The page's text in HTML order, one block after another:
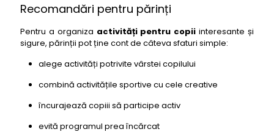
Recomandări pentru părinți
Pentru a organiza activități pentru copii interesante și
sigure, părinții pot ține cont de câteva sfaturi simple:
alege activități potrivite vârstei copilului
combină activitățile sportive cu cele creative
încurajează copiii să participe activ
evită programul prea încărcat